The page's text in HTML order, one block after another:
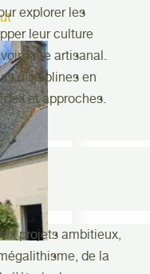
explorer les
leur culture
faire artisanal.
disciplines en
et approches.
projets ambitieux,
de la